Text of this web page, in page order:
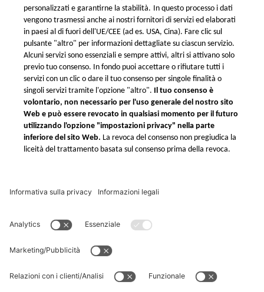
Termini e condizioni del
Programma fedeltà di
Xometry
Protezione dei dati
Impostazioni di privacy
Xometry nel mondo
Xometry nel Regno Unito
Xometry negli USA
Xometry in Turchia
Xometry in Medio Oriente